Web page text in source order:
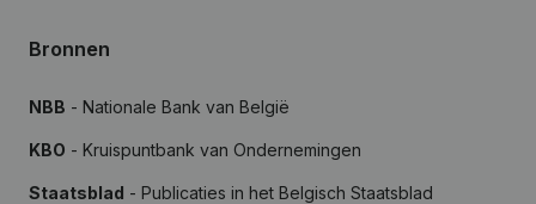
Bronnen
NBB - Nationale Bank van België
KBO - Kruispuntbank van Ondernemingen
Staatsblad - Publicaties in het Belgisch Staatsblad